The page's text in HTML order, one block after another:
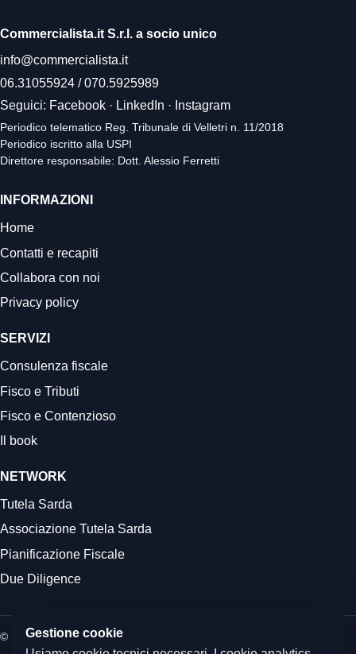
Commercialista.it S.r.l. a socio unico
info@commercialista.it
06.31055924 /070.5925989
Seguici: Facebook · LinkedIn · Instagram
Periodico telematico Reg. Tribunale di Velletri n. 11/2018
Periodico iscritto alla USPI
Direttore responsabile: Dott. Alessio Ferretti
INFORMAZIONI
Home
Contatti e recapiti
Collabora con noi
Privacy policy
SERVIZI
Consulenza fiscale
Fisco e Tributi
Fisco e Contenzioso
Il book
NETWORK
Tutela Sarda
Associazione Tutela Sarda
Pianificazione Fiscale
Due Diligence
© 2026 Commercialista.it
Gestione cookie